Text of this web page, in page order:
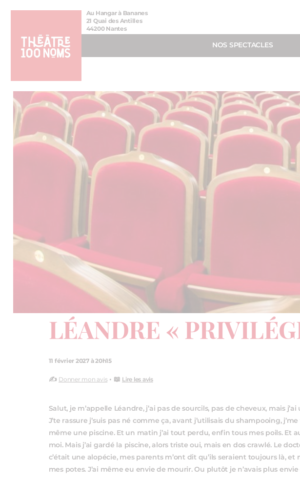
Aller
Aller au
Au Hangar à Bananes
21 Quai des Antilles
44200 Nantes
NOS SPECTACLES
LÉANDRE «
11 février 2027 à 20h15
✍️ Donner mon avis• 📖 Lire les avis
Salut, je m’appelle Léandre, j’ai pas de sourcils, pas de cheveux, mais
J’te rassure j’suis pas né comme ça, avant j’utilisais du shampooing,
même une piscine. Et un matin j’ai tout perdu, enfin tous mes poils. Et
moi. Mais j’ai gardé la piscine, alors triste oui, mais en dos crawlé. Le
c’était une alopécie, mes parents m’ont dit qu’ils seraient toujours là, et
mes potes. J’ai même eu envie de mourir. Ou plutôt je n’avais plus